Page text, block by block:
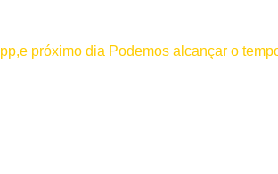
próximo dia Podemos alcançar o